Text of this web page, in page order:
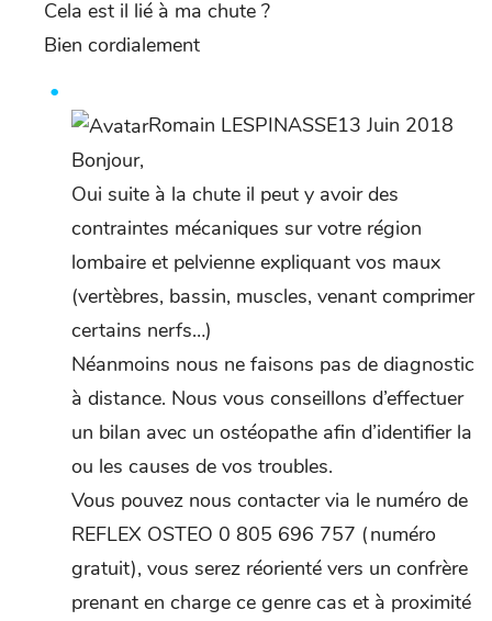
Cela est il lié à ma chute ?
Bien cordialement
Romain LESPINASSE13 Juin 2018
Bonjour,
Oui suite à la chute il peut y avoir des
contraintes mécaniques sur votre région
lombaire et pelvienne expliquant vos maux
(vertèbres, bassin, muscles, venant comprimer
certains nerfs…)
Néanmoins nous ne faisons pas de diagnostic
à distance. Nous vous conseillons d’effectuer
un bilan avec un ostéopathe afin d’identifier la
ou les causes de vos troubles.
Vous pouvez nous contacter via le numéro de
REFLEX OSTEO 0 805 696 757 (numéro
gratuit), vous serez réorienté vers un confrère
prenant en charge ce genre cas et à proximité